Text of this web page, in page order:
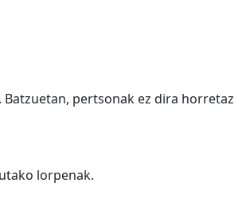
pertsonak ez dira horretaz
lorpenak.